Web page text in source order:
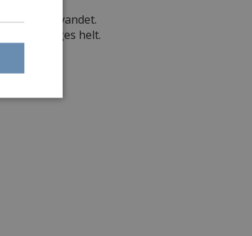
sig op i vandet.
agnen sluges helt.